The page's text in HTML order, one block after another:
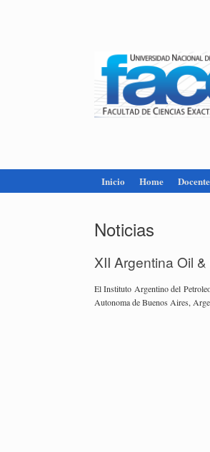
Inicio Home
Noticias
XII Ar­gen­ti­na Oil
El Ins­ti­tu­to Ar­gen­tino del
Au­to­no­ma de Bue­nos Aires,